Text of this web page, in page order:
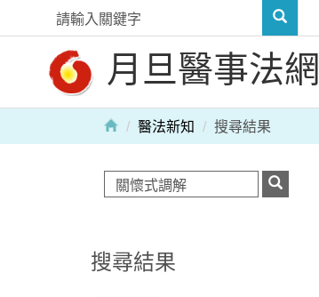
月旦醫事法網
醫法新知 搜尋結果
搜尋結果